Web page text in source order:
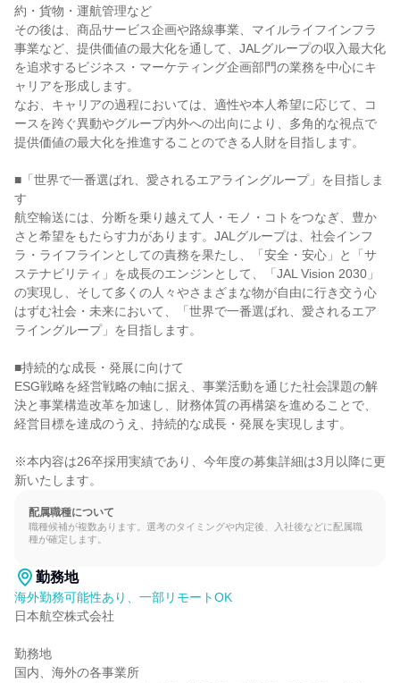
約・貨物・運航管理など
その後は、商品サービス企画や路線事業、マイルライフインフラ
事業など、提供価値の最大化を通して、JALグループの収入最大化
を追求するビジネス・マーケティング企画部門の業務を中心にキ
ャリアを形成します。
なお、キャリアの過程においては、適性や本人希望に応じて、コ
ースを跨ぐ異動やグループ内外への出向により、多角的な視点で
提供価値の最大化を推進することのできる人財を目指します。
■「世界で一番選ばれ、愛されるエアライングループ」を目指しま
す
航空輸送には、分断を乗り越えて人・モノ・コトをつなぎ、豊か
さと希望をもたらす力があります。JALグループは、社会インフ
ラ・ライフラインとしての責務を果たし、「安全・安心」と「サ
ステナビリティ」を成長のエンジンとして、「JAL Vision 2030」
の実現し、そして多くの人々やさまざまな物が自由に行き交う心
はずむ社会・未来において、「世界で一番選ばれ、愛されるエア
ライングループ」を目指します。
■持続的な成長・発展に向けて
ESG戦略を経営戦略の軸に据え、事業活動を通じた社会課題の解
決と事業構造改革を加速し、財務体質の再構築を進めることで、
経営目標を達成のうえ、持続的な成長・発展を実現します。
※本内容は26卒採用実績であり、今年度の募集詳細は3月以降に更
新いたします。
配属職種について
職種候補が複数あります。選考のタイミングや内定後、入社後などに配属職
種が確定します。
勤務地
海外勤務可能性あり、一部リモートOK
日本航空株式会社
勤務地
国内、海外の各事業所